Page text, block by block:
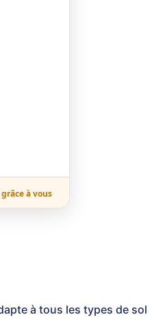
à vous
à tous les types de sol